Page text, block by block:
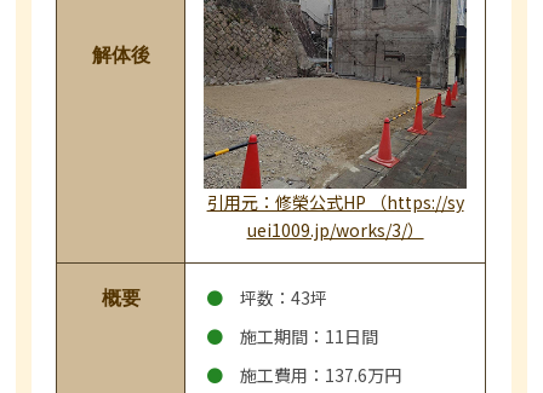
解体後
引用元：修榮公式HP （https://sy
uei1009.jp/works/3/）
概要
坪数：43坪
施工期間：11日間
施工費用：137.6万円